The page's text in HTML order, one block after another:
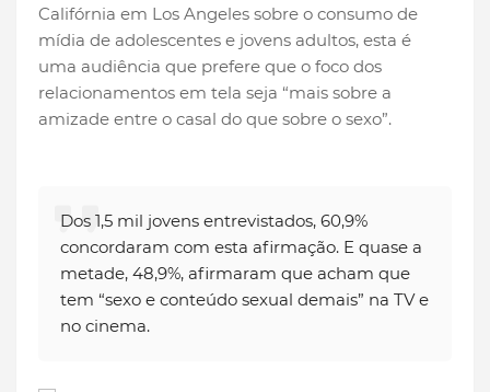
Califórnia em Los Angeles sobre o consumo de
mídia de adolescentes e jovens adultos, esta é
uma audiência que prefere que o foco dos
relacionamentos em tela seja “mais sobre a
amizade entre o casal do que sobre o sexo”.
Dos 1,5 mil jovens entrevistados, 60,9%
concordaram com esta afirmação. E quase a
metade, 48,9%, afirmaram que acham que
tem “sexo e conteúdo sexual demais” na TV e
no cinema.